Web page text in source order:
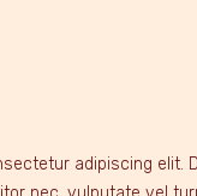
adipiscing